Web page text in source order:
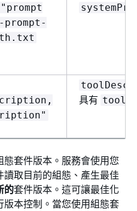
prompt-
具有
態套件版本。服務會使用您
讀取目前的組態、產生最佳
的套件版本。這可讓最佳化
版本控制。當您使用組態套